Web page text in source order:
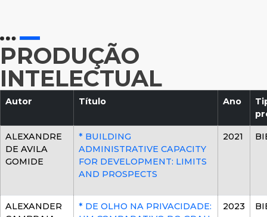
PRODUÇÃO
INTELECTUAL
Autor Título Ano
ALEXANDRE
DE AVILA
GOMIDE
* BUILDING
ADMINISTRATIVE CAPACITY
FOR DEVELOPMENT: LIMITS
AND PROSPECTS
2021
ALEXANDER
* DE OLHO NA PRIVACIDADE:
2023